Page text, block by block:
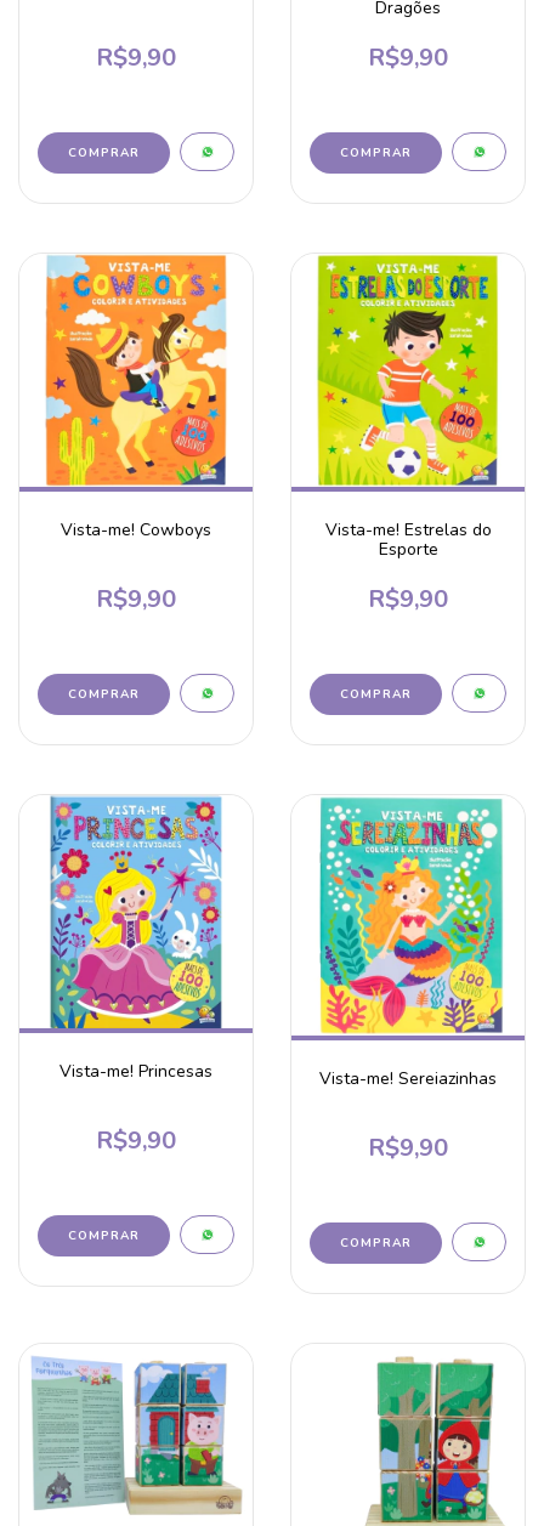
R$9,90
Dragões
R$9,90
Vista-me! Cowboys
R$9,90
Vista-me! Estrelas do
Esporte
R$9,90
Vista-me! Princesas
R$9,90
Vista-me! Sereiazinhas
R$9,90